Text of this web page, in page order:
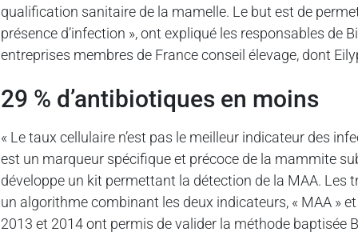
qualification sanitaire de la mamelle. Le but est de
présence d’infection », ont expliqué les responsables de
entreprises membres de France conseil élevage, dont
29 % d’antibiotiques en moins
« Le taux cellulaire n’est pas le meilleur indicateur des
est un marqueur spécifique et précoce de la mammite
développe un kit permettant la détection de la MAA.
un algorithme combinant les deux indicateurs, « MAA »
2013 et 2014 ont permis de valider la méthode baptisée